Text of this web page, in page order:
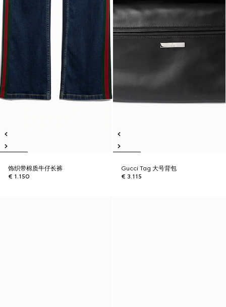
饰织带棉质牛仔长裤
€ 1.150
Gucci Tag 大号背包
€ 3.115